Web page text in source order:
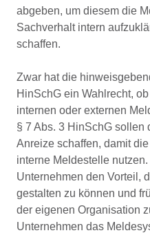
abgeben, um diesem die
Sachverhalt intern
schaffen.
Zwar hat die
HinSchG ein Wahlrecht,
internen oder externen
§ 7 Abs. 3 HinSchG sollen
Anreize schaffen, damit
interne Meldestelle
Unternehmen den Vorteil,
gestalten zu können und
der eigenen Organisation
Unternehmen das